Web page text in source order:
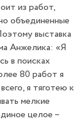
из работ,
объединенные
выставка
Анжелика: «Я
в поисках
80 работ я
я тяготею к
мелкие
целое –